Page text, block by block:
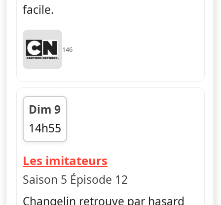
facile.
146
Dim 9
14h55
fin 15h05
Les imitateurs
Saison 5 Épisode 12
Changelin retrouve par hasard